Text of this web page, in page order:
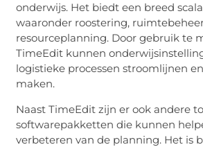
onderwijs. Het biedt een breed
waaronder roostering,
resourceplanning. Door gebruik te
TimeEdit kunnen
logistieke processen stroomlijnen
maken.
Naast TimeEdit zijn er ook andere
softwarepakketten die kunnen
verbeteren van de planning. Het is